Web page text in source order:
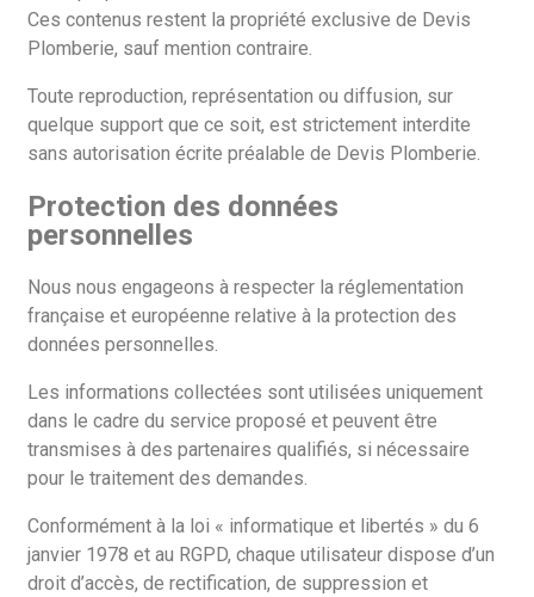
Ces contenus restent la propriété exclusive de Devis
Plomberie, sauf mention contraire.
Toute reproduction, représentation ou diffusion, sur
quelque support que ce soit, est strictement interdite
sans autorisation écrite préalable de Devis Plomberie.
Protection des données
personnelles
Nous nous engageons à respecter la réglementation
française et européenne relative à la protection des
données personnelles.
Les informations collectées sont utilisées uniquement
dans le cadre du service proposé et peuvent être
transmises à des partenaires qualifiés, si nécessaire
pour le traitement des demandes.
Conformément à la loi « informatique et libertés » du 6
janvier 1978 et au RGPD, chaque utilisateur dispose d’un
droit d’accès, de rectification, de suppression et